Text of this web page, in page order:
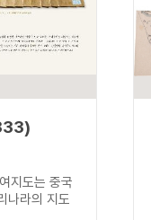
지도는 중국
나라의 지도